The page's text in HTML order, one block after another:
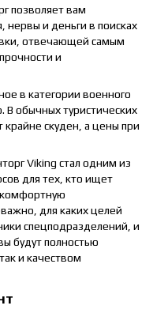
позволяет вам
нервы и деньги в поисках
отвечающей самым
и
в категории военного
обычных туристических
крайне скуден, а цены при
Viking стал одним из
для тех, кто ищет
для каких целей
спецподразделений, и
будут полностью
и качеством